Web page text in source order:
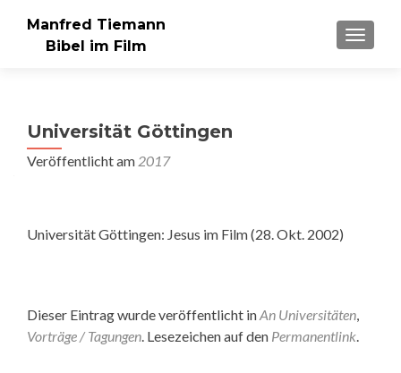
Manfred Tiemann
Bibel im Film
Universität Göttingen
Veröffentlicht am 2017
Universität Göttingen: Jesus im Film (28. Okt. 2002)
Dieser Eintrag wurde veröffentlicht inAn Universitäten,
Vorträge / Tagungen. Lesezeichen auf den Permanentlink.